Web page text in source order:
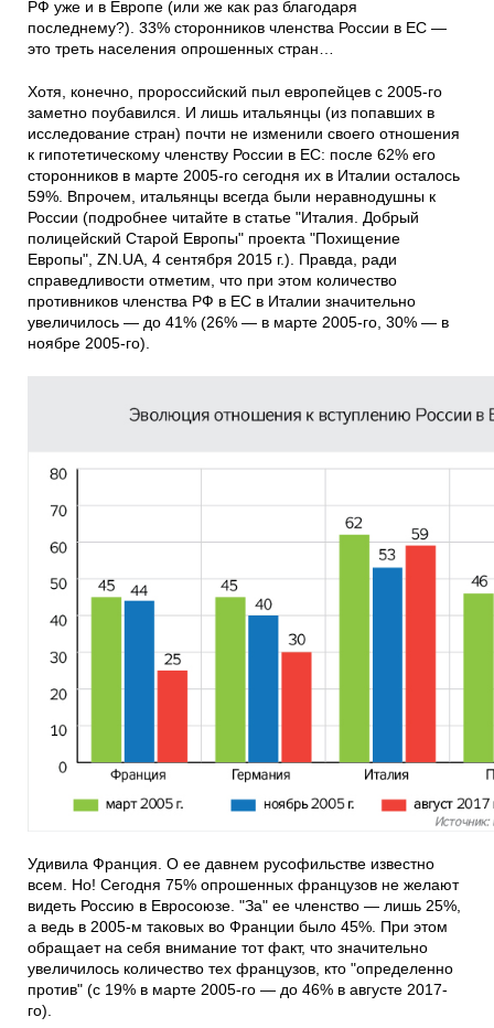
РФ уже и в Европе (или же как раз благодаря
последнему?). 33% сторонников членства России в ЕС —
это треть населения опрошенных стран…
Хотя, конечно, пророссийский пыл европейцев с 2005-го
заметно поубавился. И лишь итальянцы (из попавших в
исследование стран) почти не изменили своего отношения
к гипотетическому членству России в ЕС: после 62% его
сторонников в марте 2005-го сегодня их в Италии осталось
59%. Впрочем, итальянцы всегда были неравнодушны к
России (подробнее читайте в статье "Италия. Добрый
полицейский Старой Европы" проекта "Похищение
Европы", ZN.UA, 4 сентября 2015 г.). Правда, ради
справедливости отметим, что при этом количество
противников членства РФ в ЕС в Италии значительно
увеличилось — до 41% (26% — в марте 2005-го, 30% — в
ноябре 2005-го).
Удивила Франция. О ее давнем русофильстве известно
всем. Но! Сегодня 75% опрошенных французов не желают
видеть Россию в Евросоюзе. "За" ее членство — лишь 25%,
а ведь в 2005-м таковых во Франции было 45%. При этом
обращает на себя внимание тот факт, что значительно
увеличилось количество тех французов, кто "определенно
против" (с 19% в марте 2005-го — до 46% в августе 2017-
го).